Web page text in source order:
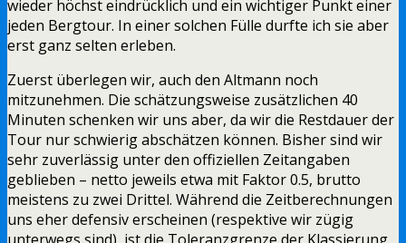
wieder höchst eindrücklich und ein wichtiger Punkt einer
jeden Bergtour. In einer solchen Fülle durfte ich sie aber
erst ganz selten erleben.
Zuerst überlegen wir, auch den Altmann noch
mitzunehmen. Die schätzungsweise zusätzlichen 40
Minuten schenken wir uns aber, da wir die Restdauer der
Tour nur schwierig abschätzen können. Bisher sind wir
sehr zuverlässig unter den offiziellen Zeitangaben
geblieben – netto jeweils etwa mit Faktor 0.5, brutto
meistens zu zwei Drittel. Während die Zeitberechnungen
uns eher defensiv erscheinen (respektive wir zügig